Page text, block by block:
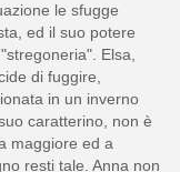
le sfugge
ed il suo potere
Elsa,
di fuggire,
in un inverno
caratterino, non è
maggiore ed a
resti tale. Anna non